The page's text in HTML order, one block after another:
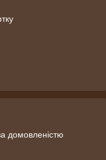
домовленістю